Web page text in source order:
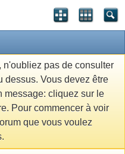
n'oubliez pas de consulter
dessus. Vous devez être
message: cliquez sur le
Pour commencer à voir
que vous voulez